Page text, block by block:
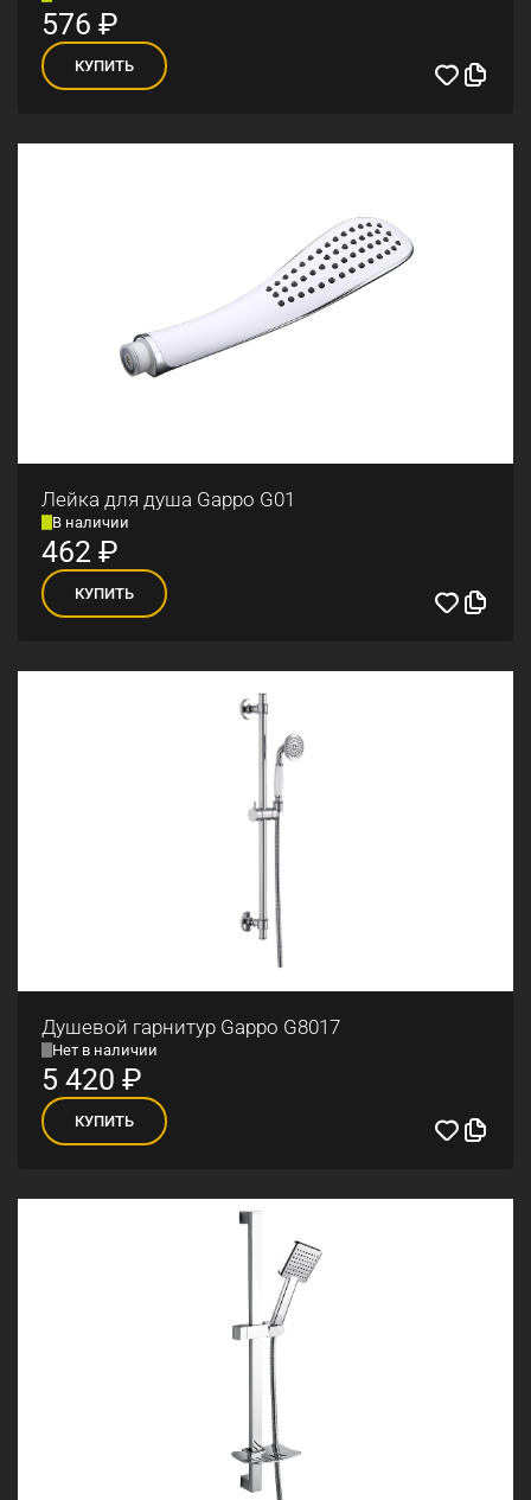
576 ₽
КУПИТЬ
Лейка для душа Gappo G01
В наличии
462₽
КУПИТЬ
Душевой гарнитур Gappo G8017
Нет в наличии
5 420 ₽
КУПИТЬ